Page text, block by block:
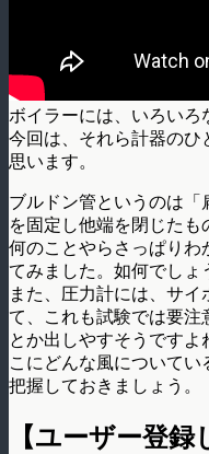
ボイラーには、いろいろ
今回は、それら計器のひ
思います。
ブルドン管というのは
を固定し他端を閉じた
何のことやらさっぱりわ
てみました。如何でしょ
また、圧力計には、サ
て、これも試験では要注
とか出しやすそうです
こにどんな風についてい
把握しておきましょう。
【ユーザー登録